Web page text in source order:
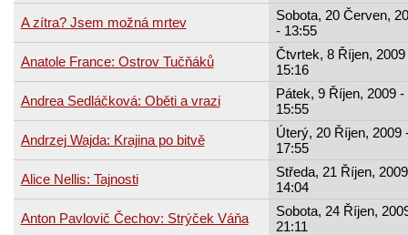
A zítra? Jsem možná mrtev
Sobota, 20 Červen,
- 13:55
Anatole France: Ostrov Tučňáků
Čtvrtek, 8 Říjen, 2009
15:16
Andrea Sedláčková: Oběti a vrazi
Pátek, 9 Říjen, 2009 -
15:55
Andrzej Wajda: Krajina po bitvě
Úterý, 20 Říjen, 2009
17:55
Alice Nellis: Tajnosti
Středa, 21 Říjen,
14:04
Anton Pavlovič Čechov: Strýček Váňa
Sobota, 24 Říjen,
21:11